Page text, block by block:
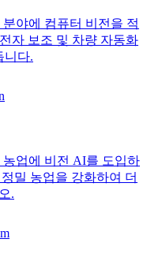
야에 컴퓨터 비전을 적
자 보조 및 차량 자동화
니다.
농업에 비전 AI를 도입하
밀 농업을 강화하여 더
.